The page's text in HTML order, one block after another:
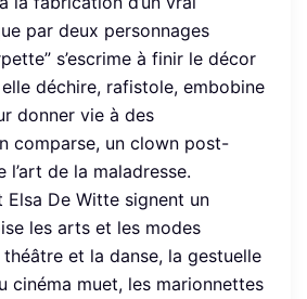
par deux personnages
s’escrime à finir le décor
déchire, rafistole, embobine
donner vie à des
comparse, un clown post-
l’art de la maladresse.
Elsa De Witte signent un
les arts et les modes
théâtre et la danse, la gestuelle
cinéma muet, les marionnettes